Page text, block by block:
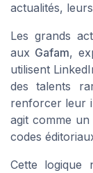
actualités,
Les grands
aux Gafam,
utilisent
des talents
renforcer leur
agit comme
codes
Cette logique